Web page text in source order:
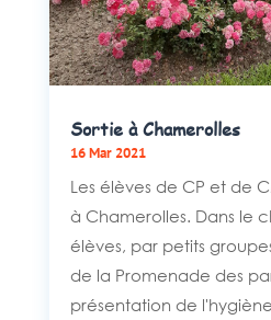
Sortie à Chamerolles
16 Mar 2021
Les élèves de CP et de
à Chamerolles. Dans le
élèves, par petits
de la Promenade des
présentation de